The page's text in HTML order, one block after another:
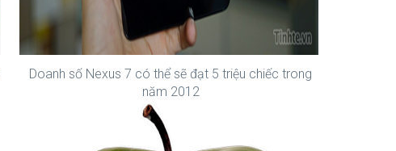
Doanh số Nexus 7 có thể sẽ đạt 5 triệu chiếc trong
năm 2012